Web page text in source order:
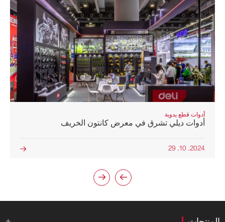
أدوات قطع يدوية
أدوات ديلي تشرق في معرض كانتون الخريف
2024. 10. 29


